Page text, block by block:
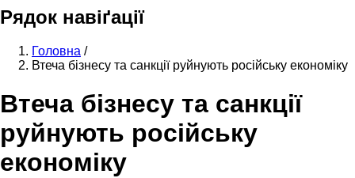
Рядок навіґації
Головна /
Втеча бізнесу та санкції руйнують російську економіку
Втеча бізнесу та санкції
руйнують російську
економіку